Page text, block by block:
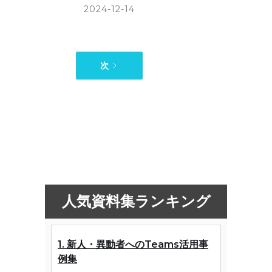
2024-12-14
次
人気資料集ランキング
1. 新人・異動者へのTeams活用事
例集